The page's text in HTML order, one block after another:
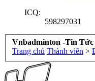
ICQ:
598297031
Vnbadminton -Tin
Trang chủ Thành viên >